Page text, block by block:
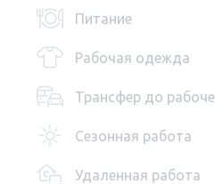
Питание
Рабочая одежда
Трансфер до
Сезонная работа
Удаленная работа